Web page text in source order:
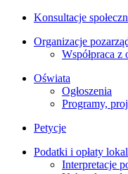
Konsultacje
Organizacje
Współpraca
Oświata
Ogłoszenia
Programy,
Petycje
Podatki i opłaty
Interpretacje